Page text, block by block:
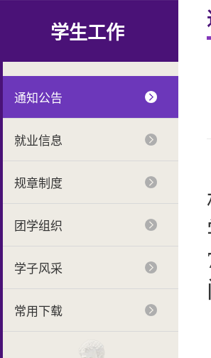
学生工作
通知公告
就业信息
规章制度
团学组织
学子风采
常用下载